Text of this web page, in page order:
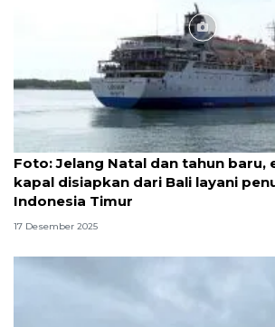
Foto: Jelang Natal dan tahun baru,
kapal disiapkan dari Bali layani
Indonesia Timur
17 Desember 2025